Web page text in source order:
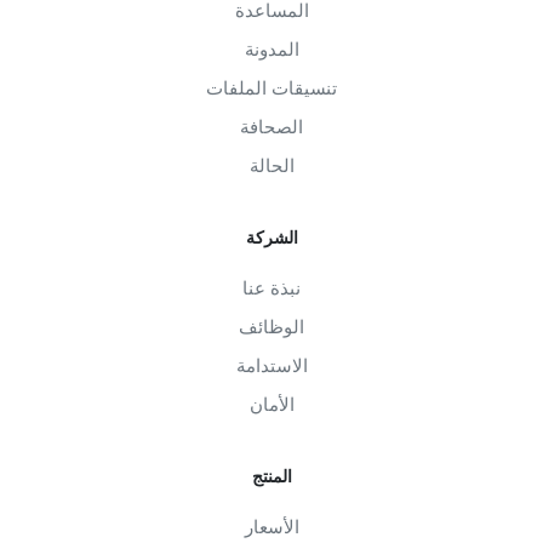
المساعدة
المدونة
تنسيقات الملفات
الصحافة
الحالة
الشركة
نبذة عنا
الوظائف
الاستدامة
الأمان
المنتج
الأسعار